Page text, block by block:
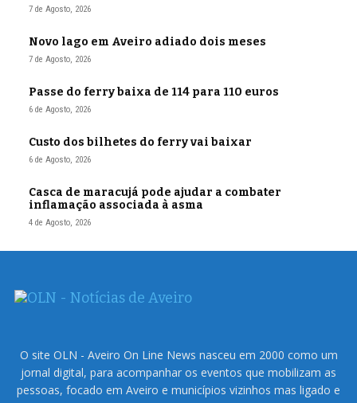
7 de Agosto, 2026
Novo lago em Aveiro adiado dois meses
7 de Agosto, 2026
Passe do ferry baixa de 114 para 110 euros
6 de Agosto, 2026
Custo dos bilhetes do ferry vai baixar
6 de Agosto, 2026
Casca de maracujá pode ajudar a combater
inflamação associada à asma
4 de Agosto, 2026
O site OLN - Aveiro On Line News nasceu em 2000 como um
jornal digital, para acompanhar os eventos que mobilizam as
pessoas, focado em Aveiro e municípios vizinhos mas ligado e